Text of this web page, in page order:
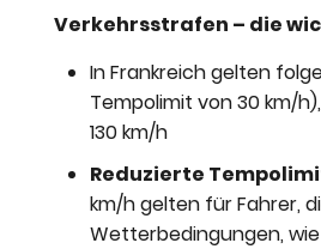
Verkehrsstrafen – die
In Frankreich gelten
Tempolimit von 30 km/
130 km/h
Reduzierte
km/h gelten für Fahrer,
Wetterbedingungen, wie